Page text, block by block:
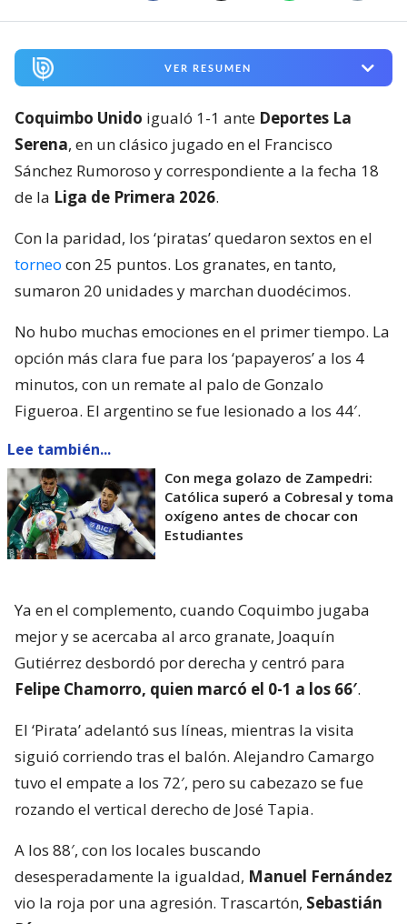
VER RESUMEN
Coquimbo Unido igualó 1-1 ante Deportes La
Serena, en un clásico jugado en el Francisco
Sánchez Rumoroso y correspondiente a la fecha 18
de la Liga de Primera 2026.
Con la paridad, los ‘piratas’ quedaron sextos en el
torneo con 25 puntos. Los granates, en tanto,
sumaron 20 unidades y marchan duodécimos.
No hubo muchas emociones en el primer tiempo. La
opción más clara fue para los ‘papayeros’ a los 4
minutos, con un remate al palo de Gonzalo
Figueroa. El argentino se fue lesionado a los 44′.
Lee también...
Con mega golazo de Zampedri:
Católica superó a Cobresal y toma
oxígeno antes de chocar con
Estudiantes
Ya en el complemento, cuando Coquimbo jugaba
mejor y se acercaba al arco granate, Joaquín
Gutiérrez desbordó por derecha y centró para
Felipe Chamorro, quien marcó el 0-1 a los 66′.
El ‘Pirata’ adelantó sus líneas, mientras la visita
siguió corriendo tras el balón. Alejandro Camargo
tuvo el empate a los 72′, pero su cabezazo se fue
rozando el vertical derecho de José Tapia.
A los 88′, con los locales buscando
desesperadamente la igualdad, Manuel Fernández
vio la roja por una agresión. Trascartón, Sebastián